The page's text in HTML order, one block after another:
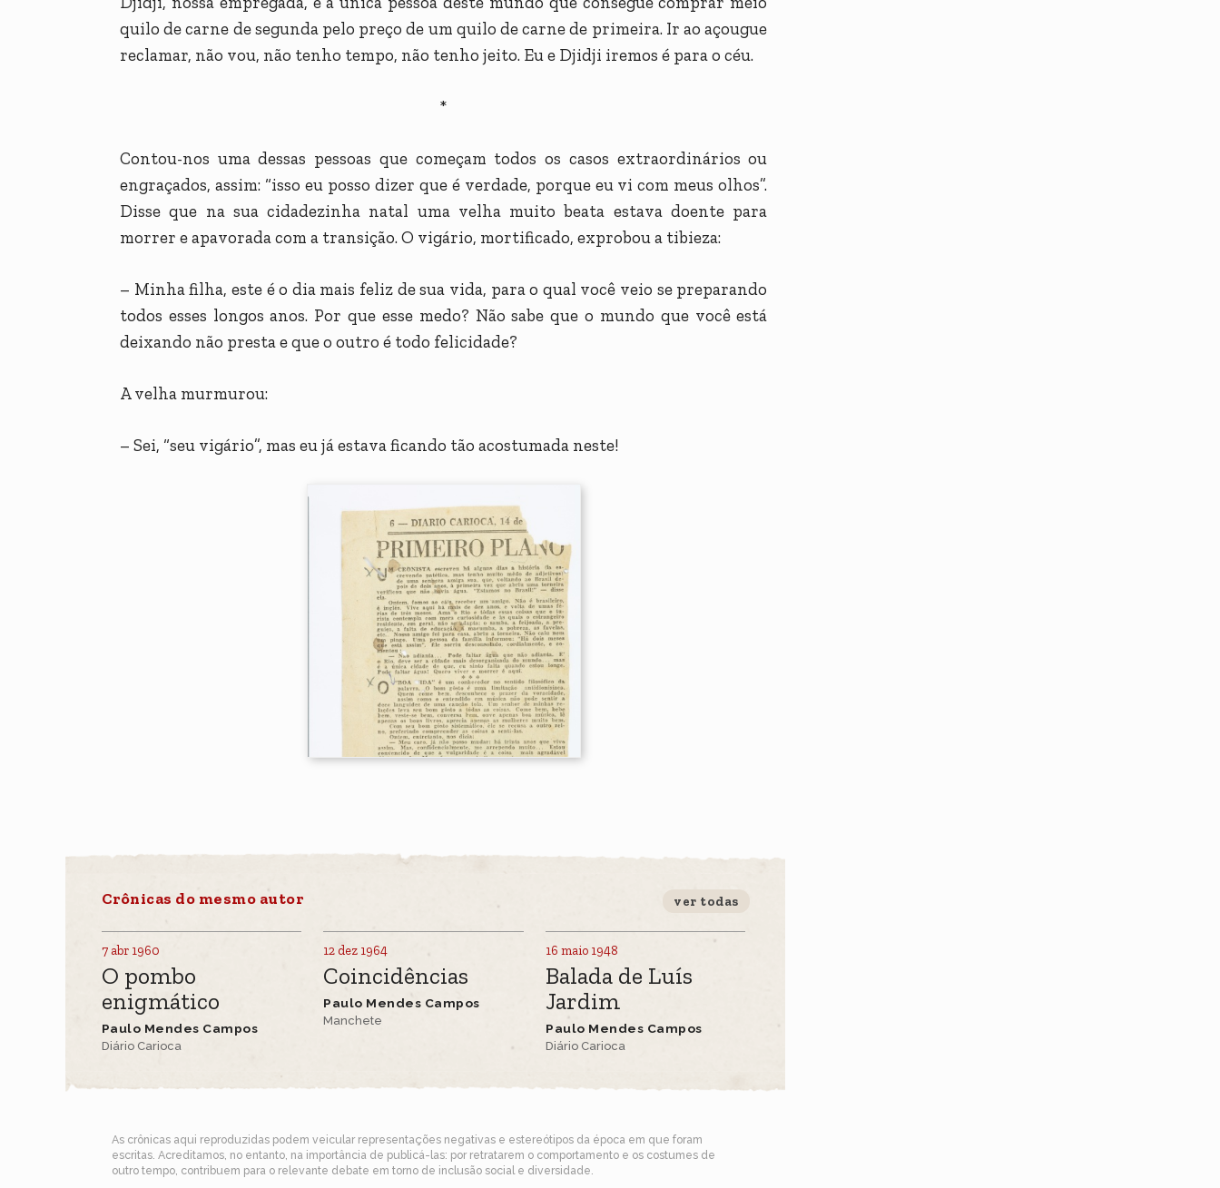
quilo de carne de segunda pelo preço de um quilo de carne de primeira. Ir ao açougue
reclamar, não vou, não tenho tempo, não tenho jeito. Eu e Djidji iremos é para o céu.
*
Contou-nos uma dessas pessoas que começam todos os casos extraordinários ou
engraçados, assim: “isso eu posso dizer que é verdade, porque eu vi com meus olhos”.
Disse que na sua cidadezinha natal uma velha muito beata estava doente para
morrer e apavorada com a transição. O vigário, mortificado, exprobou a tibieza:
– Minha filha, este é o dia mais feliz de sua vida, para o qual você veio se preparando
todos esses longos anos. Por que esse medo? Não sabe que o mundo que você está
deixando não presta e que o outro é todo felicidade?
A velha murmurou:
– Sei, “seu vigário”, mas eu já estava ficando tão acostumada neste!
Crônicas do mesmo autor ver todas
7 abr 1960
O pombo
enigmático
Paulo Mendes Campos
Diário Carioca
12 dez 1964
Coincidências
Paulo Mendes Campos
Manchete
16 maio 1948
Balada de Luís
Jardim
Paulo Mendes Campos
Diário Carioca
As crônicas aqui reproduzidas podem veicular representações negativas e estereótipos da época em que foram
escritas. Acreditamos, no entanto, na importância de publicá-las: por retratarem o comportamento e os costumes de
outro tempo, contribuem para o relevante debate em torno de inclusão social e diversidade.